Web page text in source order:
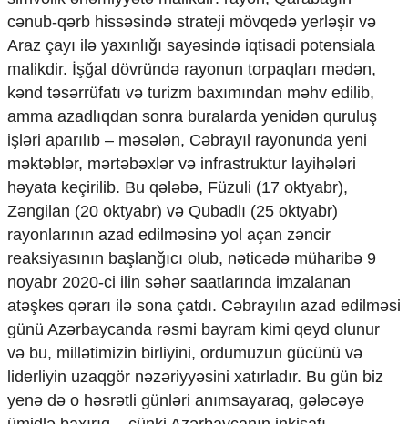
cənub-qərb hissəsində strateji mövqedə yerləşir və
Araz çayı ilə yaxınlığı sayəsində iqtisadi potensiala
malikdir. İşğal dövründə rayonun torpaqları mədən,
kənd təsərrüfatı və turizm baxımından məhv edilib,
amma azadlıqdan sonra buralarda yenidən quruluş
işləri aparılıb – məsələn, Cəbrayıl rayonunda yeni
məktəblər, mərtəbəxlər və infrastruktur layihələri
həyata keçirilib. Bu qələbə, Füzuli (17 oktyabr),
Zəngilan (20 oktyabr) və Qubadlı (25 oktyabr)
rayonlarının azad edilməsinə yol açan zəncir
reaksiyasının başlanğıcı olub, nəticədə müharibə 9
noyabr 2020-ci ilin səhər saatlarında imzalanan
atəşkes qərarı ilə sona çatdı. Cəbrayılın azad edilməsi
günü Azərbaycanda rəsmi bayram kimi qeyd olunur
və bu, millətimizin birliyini, ordumuzun gücünü və
liderliyin uzaqgör nəzəriyyəsini xatırladır. Bu gün biz
yenə də o həsrətli günləri anımsayaraq, gələcəyə